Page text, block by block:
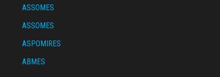
ASSOMES
ASSOMES
ASPOMIRES
ABMES